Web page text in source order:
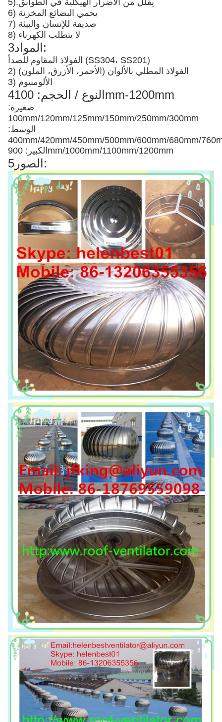
5).يقلل من الأضرار الهيكلية في الطوابق
6) يحمي البضائع المخزنة
7) صديقة للإنسان والبيئة
8) لا يتطلب الكهرباء
3المواد:
الفولاذ المقاوم للصدأ (SS304، SS201)
2) الفولاذ المطلي بالألوان (الأحمر، الأزرق، الملون)
3) الألومنيوم
4النوع / الحجم: 100mm-1200mm
صغيرة:
100mm/120mm/125mm/150mm/250mm/300mm
الوسط:
400mm/420mm/450mm/500mm/600mm/680mm/
الكبير: 900mm/1000mm/1100mm/1200mm
5الصور: